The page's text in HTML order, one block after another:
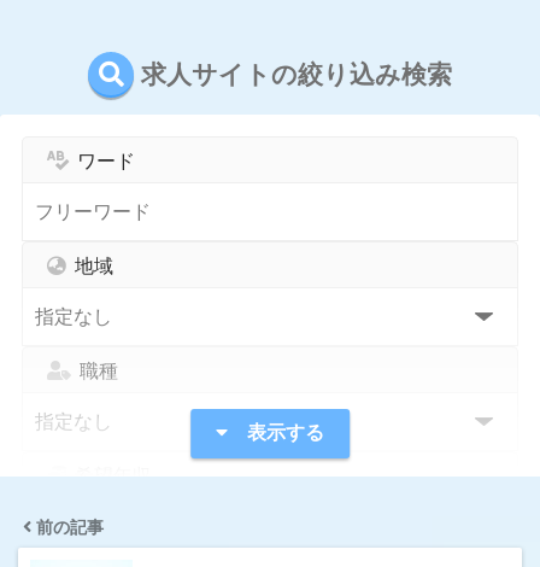
求人サイトの絞り込み検索
ワード
地域
職種
希望年収
指定なし
表示する
前の記事